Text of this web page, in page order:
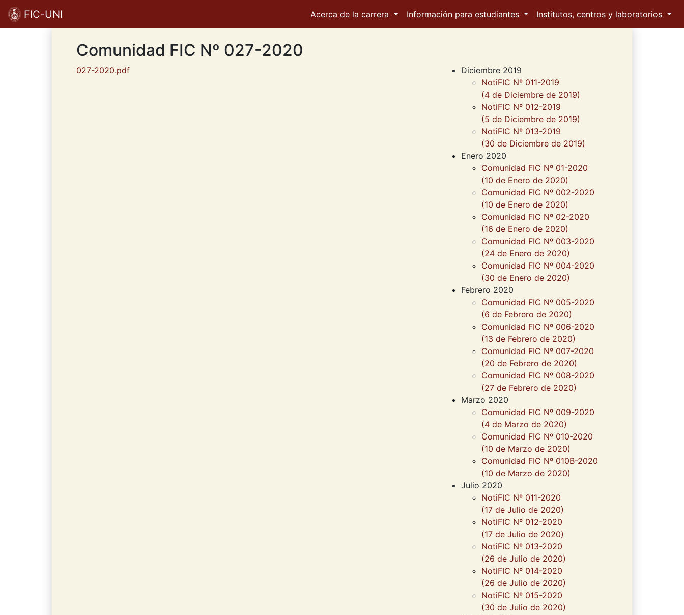
FIC-UNI Acerca de la carrera Información para estudiantes Institutos, centros y laboratorios
Comunidad FIC Nº 027-2020
027-2020.pdf
Diciembre 2019
NotiFIC Nº 011-2019
(4 de Diciembre de 2019)
NotiFIC Nº 012-2019
(5 de Diciembre de 2019)
NotiFIC Nº 013-2019
(30 de Diciembre de 2019)
Enero 2020
Comunidad FIC Nº 01-2020
(10 de Enero de 2020)
Comunidad FIC Nº 002-2020
(10 de Enero de 2020)
Comunidad FIC Nº 02-2020
(16 de Enero de 2020)
Comunidad FIC Nº 003-2020
(24 de Enero de 2020)
Comunidad FIC Nº 004-2020
(30 de Enero de 2020)
Febrero 2020
Comunidad FIC Nº 005-2020
(6 de Febrero de 2020)
Comunidad FIC Nº 006-2020
(13 de Febrero de 2020)
Comunidad FIC Nº 007-2020
(20 de Febrero de 2020)
Comunidad FIC Nº 008-2020
(27 de Febrero de 2020)
Marzo 2020
Comunidad FIC Nº 009-2020
(4 de Marzo de 2020)
Comunidad FIC Nº 010-2020
(10 de Marzo de 2020)
Comunidad FIC Nº 010B-2020
(10 de Marzo de 2020)
Julio 2020
NotiFIC Nº 011-2020
(17 de Julio de 2020)
NotiFIC Nº 012-2020
(17 de Julio de 2020)
NotiFIC Nº 013-2020
(26 de Julio de 2020)
NotiFIC Nº 014-2020
(26 de Julio de 2020)
NotiFIC Nº 015-2020
(30 de Julio de 2020)